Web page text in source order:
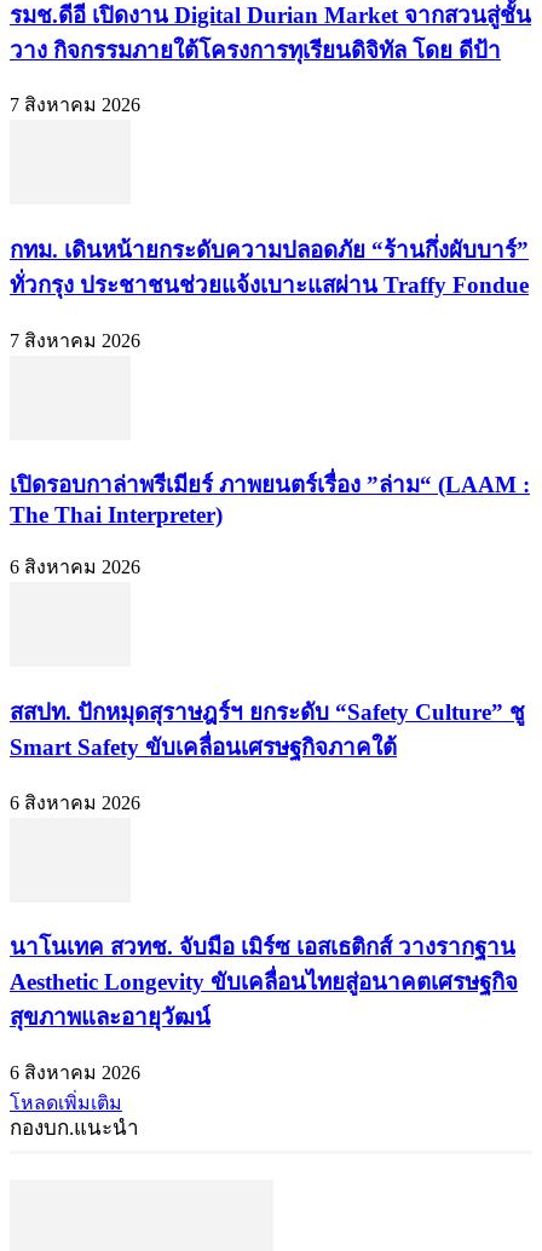
รมช.ดีอี เปิดงาน Digital Durian Market จากสวนสู่ชั้น
วาง กิจกรรมภายใต้โครงการทุเรียนดิจิทัล โดย ดีป้า
7 สิงหาคม 2026
กทม. เดินหน้ายกระดับความปลอดภัย “ร้านกึ่งผับบาร์”
ทั่วกรุง ประชาชนช่วยแจ้งเบาะแสผ่าน Traffy Fondue
7 สิงหาคม 2026
เปิดรอบกาล่าพรีเมียร์ ภาพยนตร์เรื่อง ”ล่าม“ (LAAM :
The Thai Interpreter)
6 สิงหาคม 2026
สสปท. ปักหมุดสุราษฎร์ฯ ยกระดับ “Safety Culture” ชู
Smart Safety ขับเคลื่อนเศรษฐกิจภาคใต้
6 สิงหาคม 2026
นาโนเทค สวทช. จับมือ เมิร์ซ เอสเธติกส์ วางรากฐาน
Aesthetic Longevity ขับเคลื่อนไทยสู่อนาคตเศรษฐกิจ
สุขภาพและอายุวัฒน์
6 สิงหาคม 2026
โหลดเพิ่มเติม
กองบก.แนะนำ